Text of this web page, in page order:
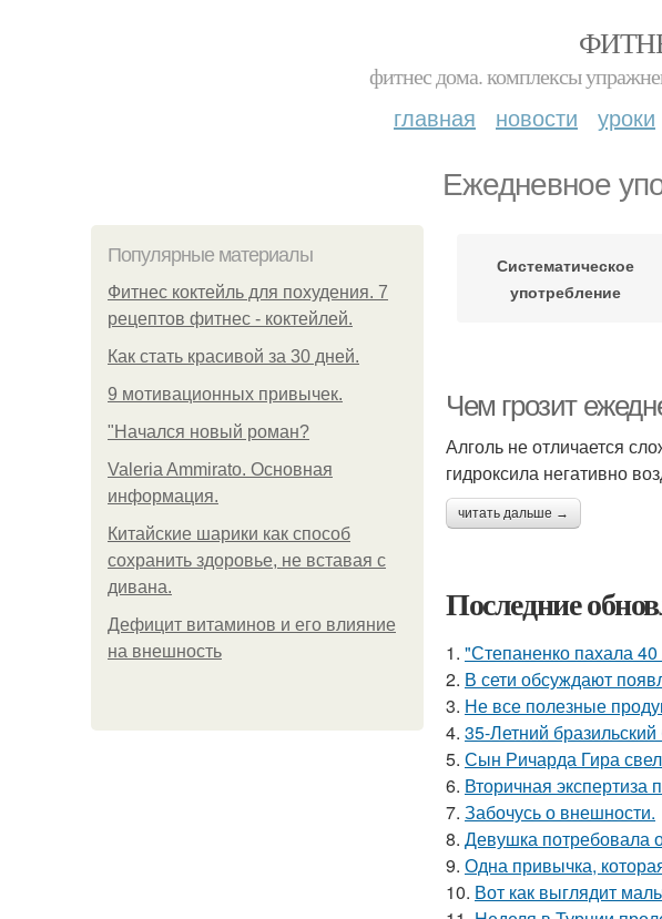
фитнес дома. комплексы
главная новости уроки
Ежедневное
Популярные материалы
Фитнес коктейль для похудения. 7
рецептов фитнес - коктейлей.
Как стать красивой за 30 дней.
9 мотивационных привычек.
"Начался новый роман?
Valeria Ammirato. Основная
информация.
Китайские шарики как способ
сохранить здоровье, не вставая с
дивана.
Дефицит витаминов и его влияние
на внешность
Систематическое
употребление
Чем грозит
Алголь не отличается
гидроксила негативно
читать дальше →
Последние
1. "Степаненко пахала
2. В сети обсуждают
3. Не все полезные
4. 35-Летний
5. Сын Ричарда Гира
6. Вторичная экспертиза
7. Забочусь о внешности.
8. Девушка потребовала
9. Одна привычка,
10. Вот как выглядит